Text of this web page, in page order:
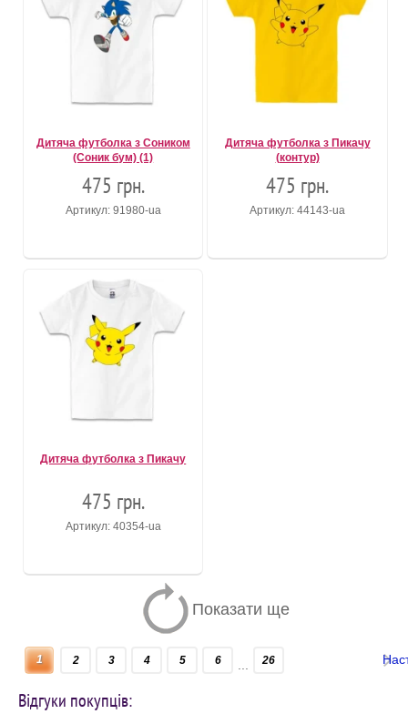
Дитяча футболка з Соником
(Соник бум) (1)
475 грн.
Артикул: 91980-ua
Дитяча футболка з Пикачу
(контур)
475 грн.
Артикул: 44143-ua
Дитяча футболка з Пикачу
475 грн.
Артикул: 40354-ua
Показати ще
1 2 3 4 5 6 26
Відгуки покупців: